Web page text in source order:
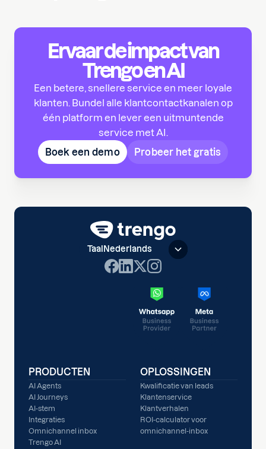
Ervaar de impact van
Trengo en AI
Een betere, snellere service en meer loyale
klanten. Bundel alle klantcontactkanalen op
één platform en lever een uitmuntende
service met AI.
Boek een demo
Probeer het gratis
Taal Nederlands
PRODUCTEN
AI Agents
AI Journeys
AI-stem
Integraties
Omnichannel inbox
Trengo AI
OPLOSSINGEN
Kwalificatie van leads
Klantenservice
Klantverhalen
ROI-calculator voor
omnichannel-inbox